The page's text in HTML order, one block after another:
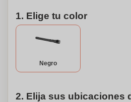
1. Elige tu color
Negro
2. Elija sus ubicaciones